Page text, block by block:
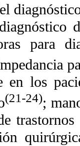
para
los
(21-24);